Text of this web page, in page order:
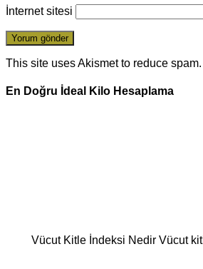
İnternet sitesi
This site uses Akismet to reduce spam.
En Doğru İdeal Kilo Hesaplama
Vücut Kitle İndeksi Nedir Vücut